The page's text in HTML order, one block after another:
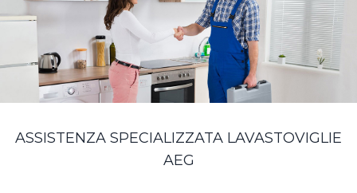
ASSISTENZA SPECIALIZZATA LAVASTOVIGLIE
AEG